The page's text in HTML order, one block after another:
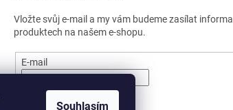
Souhlasím
Vložte svůj e-mail a my vám budeme zasílat
produktech na našem e-shopu.
E-mail